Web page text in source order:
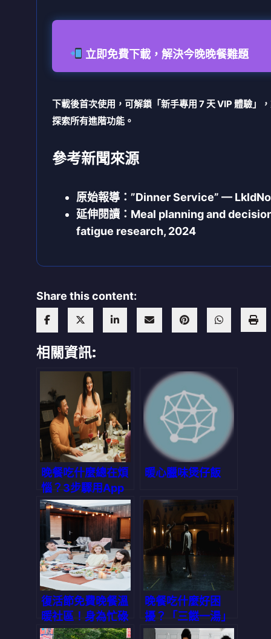
立即免費下載，解決今晚晚餐難題
下載後首次使用，可解鎖「新手專用 7 天 VIP 體驗」
探索所有進階功能。
參考新聞來源
原始報導：”Dinner Service” —
延伸閱讀：Meal planning and
fatigue research, 2024
Share this content:
相關資訊:
晚餐吃什麼總在煩
惱？3步驟用App
解決「三餸一湯」
難題，省時又省錢
暖心臘味煲仔飯
復活節免費晚餐溫
暖社區！身為忙碌
上班族的你，該如
晚餐吃什麼好困
擾？「三餸一湯」
一鍵生成，選擇困